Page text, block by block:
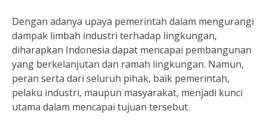
Dengan adanya upaya pemerintah dalam mengurangi
dampak limbah industri terhadap lingkungan,
diharapkan Indonesia dapat mencapai pembangunan
yang berkelanjutan dan ramah lingkungan. Namun,
peran serta dari seluruh pihak, baik pemerintah,
pelaku industri, maupun masyarakat, menjadi kunci
utama dalam mencapai tujuan tersebut.